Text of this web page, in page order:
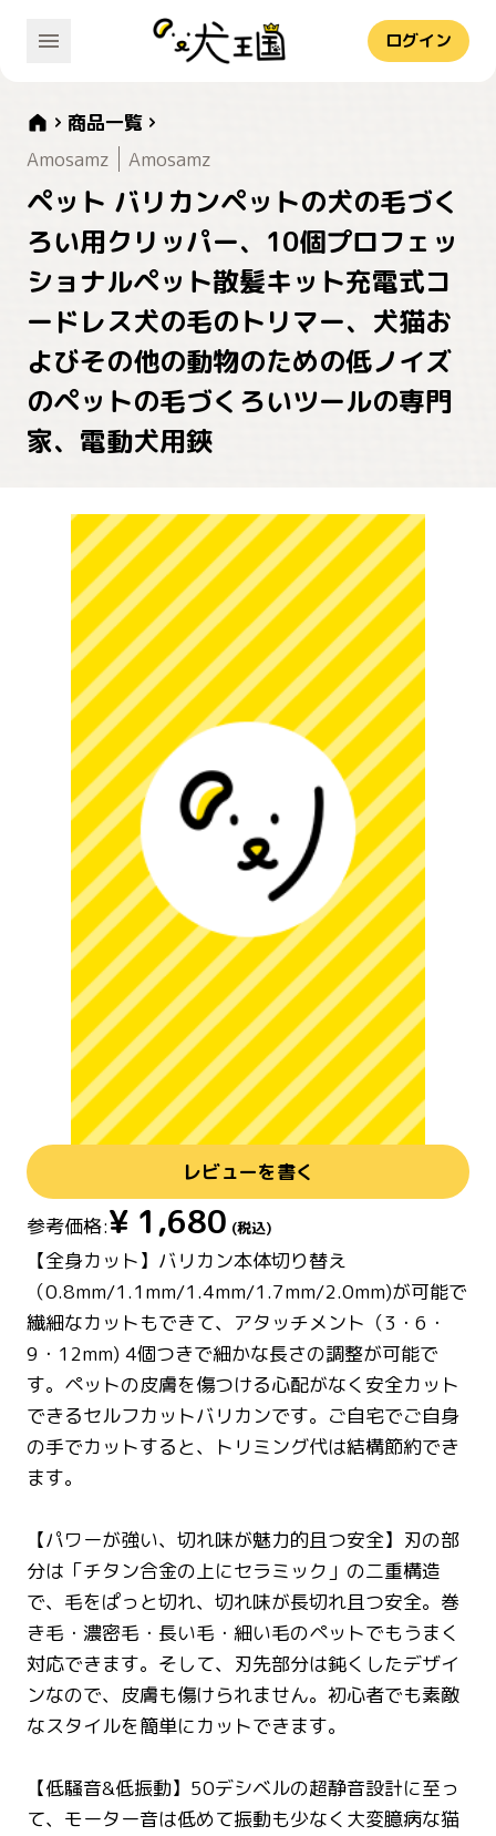
ログイン
商品一覧
Amosamz
Amosamz
ペット バリカンペットの犬の毛づく
ろい用クリッパー、10個プロフェッ
ショナルペット散髪キット充電式コ
ードレス犬の毛のトリマー、犬猫お
よびその他の動物のための低ノイズ
のペットの毛づくろいツールの専門
家、電動犬用鋏
レビューを書く
参考価格:¥ 1,680 (税込)
【全身カット】バリカン本体切り替え
（0.8mm/1.1mm/1.4mm/1.7mm/2.0mm)が可能で
繊細なカットもできて、アタッチメント（3・6・
9・12mm) 4個つきで細かな長さの調整が可能で
す。ペットの皮膚を傷つける心配がなく安全カット
できるセルフカットバリカンです。ご自宅でご自身
の手でカットすると、トリミング代は結構節約でき
ます。
【パワーが強い、切れ味が魅力的且つ安全】刃の部
分は「チタン合金の上にセラミック」の二重構造
で、毛をぱっと切れ、切れ味が長切れ且つ安全。巻
き毛・濃密毛・長い毛・細い毛のペットでもうまく
対応できます。そして、刃先部分は鈍くしたデザイ
ンなので、皮膚も傷けられません。初心者でも素敵
なスタイルを簡単にカットできます。
【低騒音&低振動】50デシベルの超静音設計に至っ
て、モーター音は低めて振動も少なく大変臆病な猫